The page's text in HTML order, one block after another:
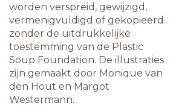
worden verspreid, gewijzigd,
vermenigvuldigd of gekopieerd
zonder de uitdrukkelijke
toestemming van de Plastic
Soup Foundation. De illustraties
zijn gemaakt door Monique van
den Hout en Margot
Westermann.